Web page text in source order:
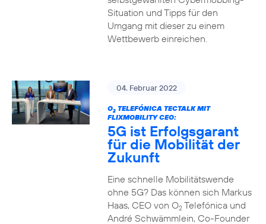
Situation und Tipps für den
Umgang mit dieser zu einem
Wettbewerb einreichen.
04. Februar 2022
O2TELEFÓNICA TECTALK MIT
FLIXMOBILITY CEO:
5G ist Erfolgsgarant
für die Mobilität der
Zukunft
Eine schnelle Mobilitätswende
ohne 5G? Das können sich Markus
Haas, CEO von O2Telefónica und
André Schwämmlein, Co-Founder